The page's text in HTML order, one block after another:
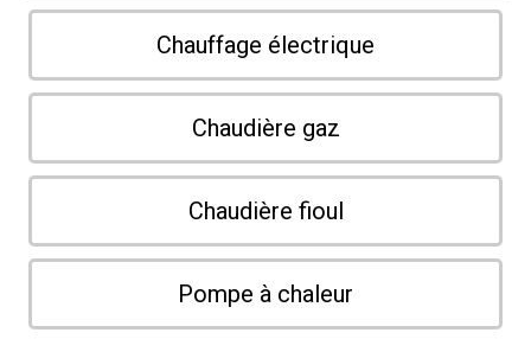
Chauffage électrique
Chaudière gaz
Chaudière fioul
Pompe à chaleur